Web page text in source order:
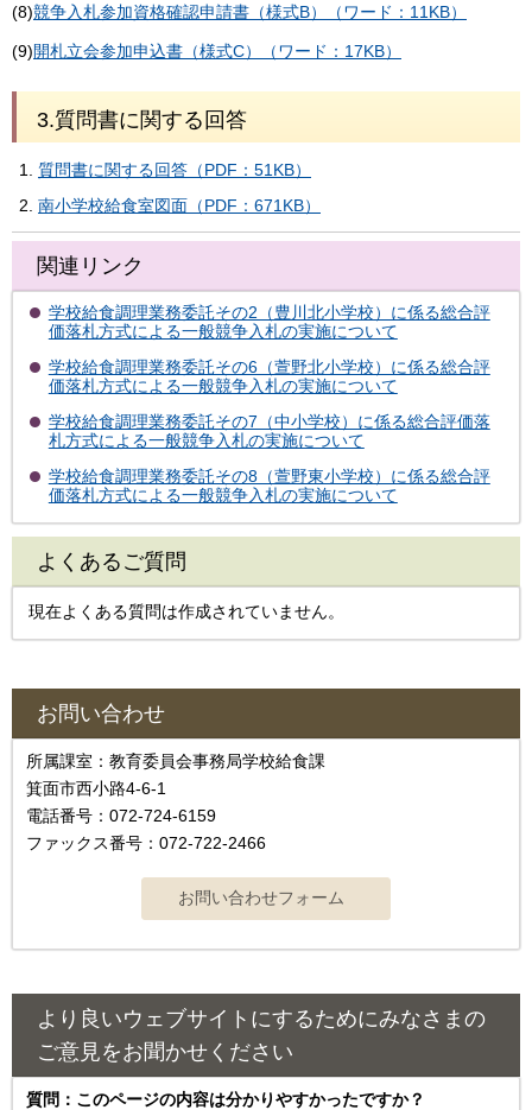
(8)競争入札参加資格確認申請書（様式B）（ワード：11KB）
(9)開札立会参加申込書（様式C）（ワード：17KB）
3.質問書に関する回答
質問書に関する回答（PDF：51KB）
南小学校給食室図面（PDF：671KB）
関連リンク
学校給食調理業務委託その2（豊川北小学校）に係る総合評
価落札方式による一般競争入札の実施について
学校給食調理業務委託その6（萱野北小学校）に係る総合評
価落札方式による一般競争入札の実施について
学校給食調理業務委託その7（中小学校）に係る総合評価落
札方式による一般競争入札の実施について
学校給食調理業務委託その8（萱野東小学校）に係る総合評
価落札方式による一般競争入札の実施について
よくあるご質問
現在よくある質問は作成されていません。
お問い合わせ
所属課室：教育委員会事務局学校給食課
箕面市西小路4-6-1
電話番号：072-724-6159
ファックス番号：072-722-2466
より良いウェブサイトにするためにみなさまの
ご意見をお聞かせください
質問：このページの内容は分かりやすかったですか？